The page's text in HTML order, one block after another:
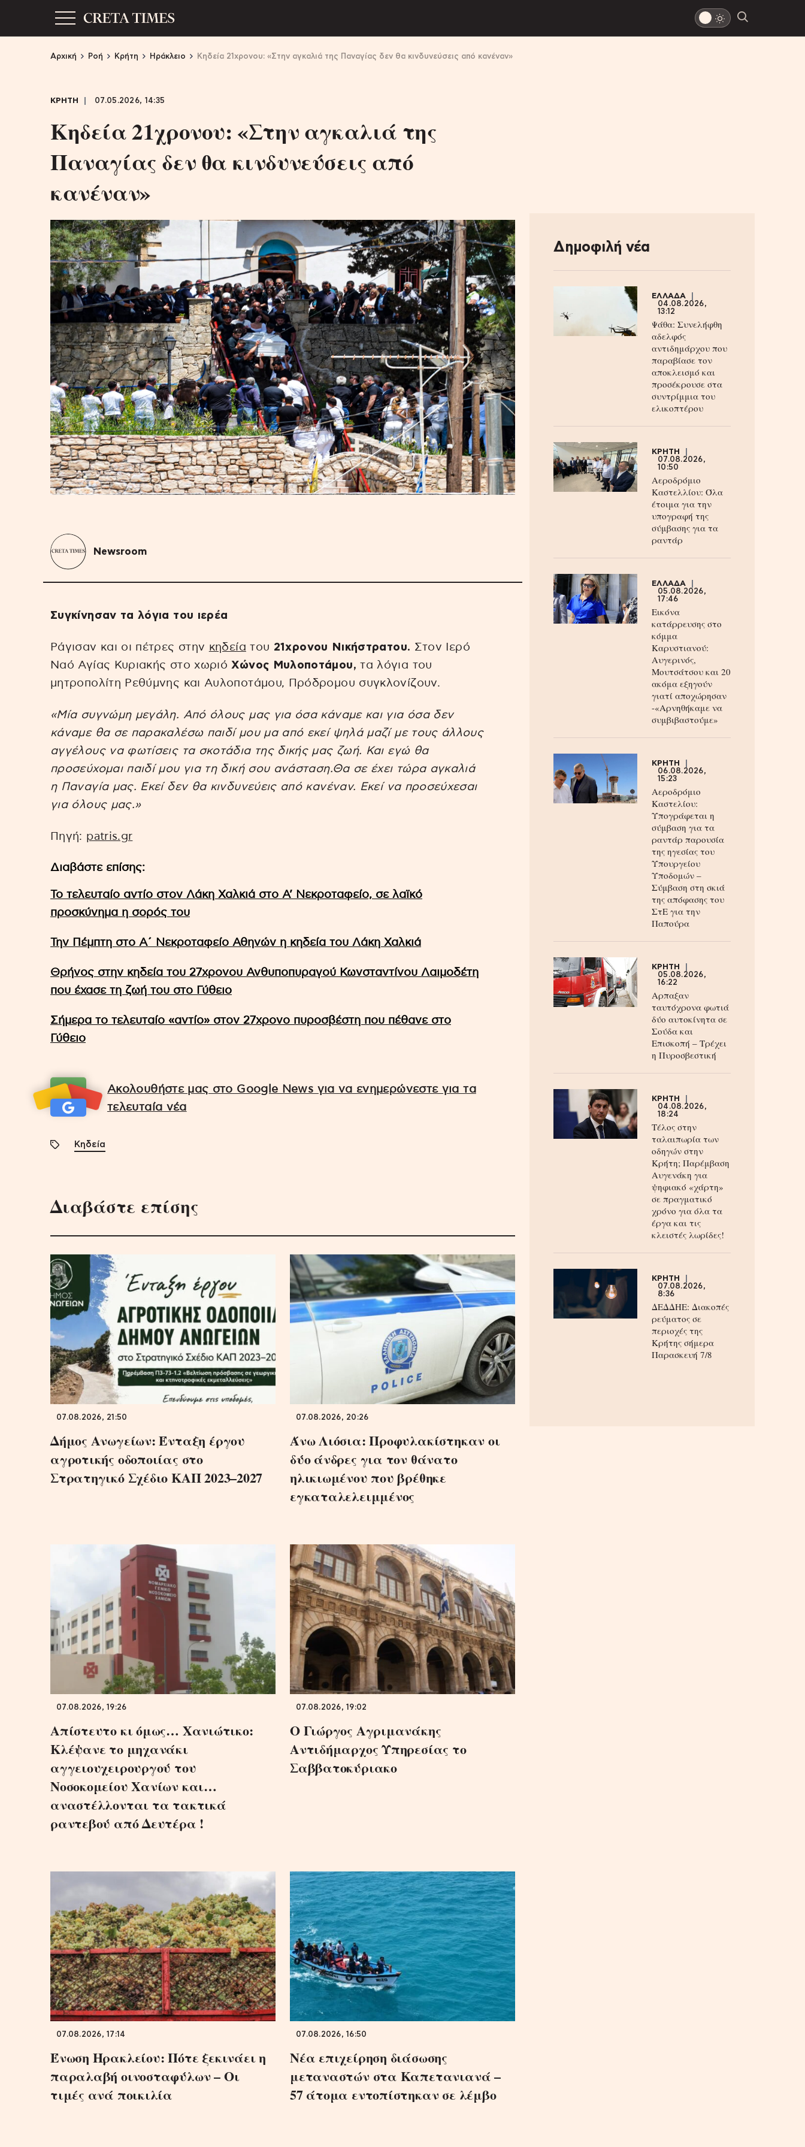
Αρχική Ροή Κρήτη Ηράκλειο Κηδεία 21χρονου: «Στην αγκαλιά της Παναγίας δεν θα κινδυνεύσεις από κανέναν»
ΚΡΗΤΗ 07.05.2026, 14:35
Κηδεία 21χρονου: «Στην αγκαλιά της
Παναγίας δεν θα κινδυνεύσεις από
κανέναν»
Newsroom
Συγκίνησαν τα λόγια του ιερέα
Ράγισαν και οι πέτρες στην κηδεία του 21χρονου Νικήστρατου. Στον Ιερό
Ναό Αγίας Κυριακής στο χωριό Χώνος Μυλοποτάμου, τα λόγια του
μητροπολίτη Ρεθύμνης και Αυλοποτάμου, Πρόδρομου συγκλονίζουν.
«Μία συγνώμη μεγάλη. Από όλους μας για όσα κάναμε και για όσα δεν
κάναμε θα σε παρακαλέσω παιδί μου μα από εκεί ψηλά μαζί με τους άλλους
αγγέλους να φωτίσεις τα σκοτάδια της δικής μας ζωή. Και εγώ θα
προσεύχομαι παιδί μου για τη δική σου ανάσταση.Θα σε έχει τώρα αγκαλιά
η Παναγία μας. Εκεί δεν θα κινδυνεύεις από κανέναν. Εκεί να προσεύχεσαι
για όλους μας.»
Πηγή: patris.gr
Διαβάστε επίσης:
Το τελευταίο αντίο στον Λάκη Χαλκιά στο A’ Νεκροταφείο, σε λαϊκό
προσκύνημα η σορός του
Την Πέμπτη στο Α΄ Νεκροταφείο Αθηνών η κηδεία του Λάκη Χαλκιά
Θρήνος στην κηδεία του 27χρονου Ανθυποπυραγού Κωνσταντίνου Λαιμοδέτη
που έχασε τη ζωή του στο Γύθειο
Σήμερα το τελευταίο «αντίο» στον 27χρονο πυροσβέστη που πέθανε στο
Γύθειο
Ακολουθήστε μας στο Google News για να ενημερώνεστε για τα
τελευταία νέα
Κηδεία
Διαβάστε επίσης
07.08.2026, 21:50
Δήμος Ανωγείων: Ένταξη έργου
αγροτικής οδοποιίας στο
Στρατηγικό Σχέδιο ΚΑΠ 2023–2027
07.08.2026, 20:26
Άνω Λιόσια: Προφυλακίστηκαν οι
δύο άνδρες για τον θάνατο
ηλικιωμένου που βρέθηκε
εγκαταλελειμμένος
07.08.2026, 19:26
Απίστευτο κι όμως… Χανιώτικο:
Κλέψανε το μηχανάκι
αγγειουχειρουργού του
Νοσοκομείου Χανίων και…
αναστέλλονται τα τακτικά
ραντεβού από Δευτέρα !
07.08.2026, 19:02
Ο Γιώργος Αγριμανάκης
Αντιδήμαρχος Υπηρεσίας το
Σαββατοκύριακο
07.08.2026, 17:14
Ένωση Ηρακλείου: Πότε ξεκινάει η
παραλαβή οινοσταφύλων – Οι
τιμές ανά ποικιλία
07.08.2026, 16:50
Νέα επιχείρηση διάσωσης
μεταναστών στα Καπετανιανά –
57 άτομα εντοπίστηκαν σε λέμβο
Δημοφιλή νέα
ΕΛΛΑΔΑ
04.08.2026,
13:12
Ψάθα: Συνελήφθη
αδελφός
αντιδημάρχου που
παραβίασε τον
αποκλεισμό και
προσέκρουσε στα
συντρίμμια του
ελικοπτέρου
ΚΡΗΤΗ
07.08.2026,
10:50
Αεροδρόμιο
Καστελλίου: Όλα
έτοιμα για την
υπογραφή της
σύμβασης για τα
ραντάρ
ΕΛΛΑΔΑ
05.08.2026,
17:46
Εικόνα
κατάρρευσης στο
κόμμα
Καρυστιανού:
Αυγερινός,
Μουτσάτσου και 20
ακόμα εξηγούν
γιατί αποχώρησαν
-«Αρνηθήκαμε να
συμβιβαστούμε»
ΚΡΗΤΗ
06.08.2026,
15:23
Αεροδρόμιο
Καστελίου:
Υπογράφεται η
σύμβαση για τα
ραντάρ παρουσία
της ηγεσίας του
Υπουργείου
Υποδομών –
Σύμβαση στη σκιά
της απόφασης του
ΣτΕ για την
Παπούρα
ΚΡΗΤΗ
05.08.2026,
16:22
Αρπαξαν
ταυτόχρονα φωτιά
δύο αυτοκίνητα σε
Σούδα και
Επισκοπή – Τρέχει
η Πυροσβεστική
ΚΡΗΤΗ
04.08.2026,
18:24
Τέλος στην
ταλαιπωρία των
οδηγών στην
Κρήτη; Παρέμβαση
Αυγενάκη για
ψηφιακό «χάρτη»
σε πραγματικό
χρόνο για όλα τα
έργα και τις
κλειστές λωρίδες!
ΚΡΗΤΗ
07.08.2026,
8:36
ΔΕΔΔΗΕ: Διακοπές
ρεύματος σε
περιοχές της
Κρήτης σήμερα
Παρασκευή 7/8